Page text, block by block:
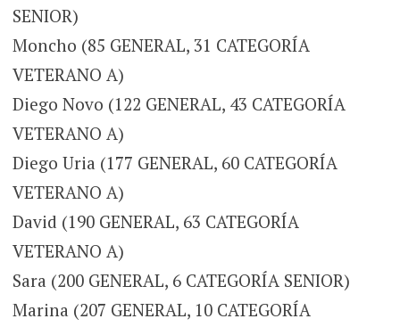
SENIOR)
Moncho (85 GENERAL, 31 CATEGORÍA
VETERANO A)
Diego Novo (122 GENERAL, 43 CATEGORÍA
VETERANO A)
Diego Uria (177 GENERAL, 60 CATEGORÍA
VETERANO A)
David (190 GENERAL, 63 CATEGORÍA
VETERANO A)
Sara (200 GENERAL, 6 CATEGORÍA SENIOR)
Marina (207 GENERAL, 10 CATEGORÍA